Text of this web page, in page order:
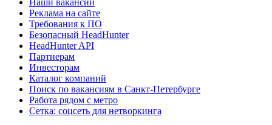
Реклама на сайте
Требования к ПО
Безопасный HeadHunter
HeadHunter API
Партнерам
Инвесторам
Каталог компаний
Поиск по вакансиям в Санкт-Петербурге
Работа рядом с метро
Сетка: соцсеть для нетворкинга